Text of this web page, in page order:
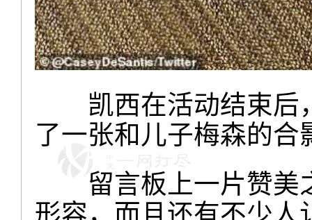
凯西在活动结束后
了一张和儿子梅森的合
留言板上一片赞美
形容，而且还有不少人